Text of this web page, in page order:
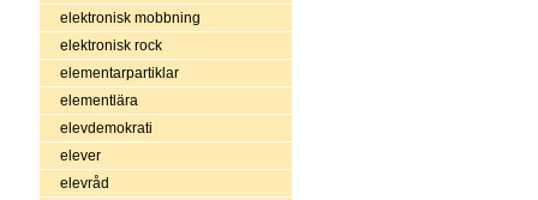
elektronisk mobbning
elektronisk rock
elementarpartiklar
elementlära
elevdemokrati
elever
elevråd